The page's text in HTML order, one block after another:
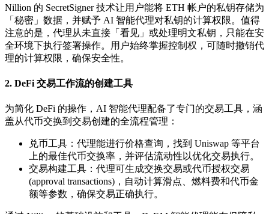
Nillion 的 SecretSigner 技术让用户能将 ETH 帐户的私钥存储为
「秘密」数据，并赋予 AI 智能代理对私钥的计算权限。值得
注意的是，代理从未直接「看见」或处理明文私钥，只能在安
全环境下执行签署操作。用户始终掌握控制权，可随时撤销代
理的计算权限，确保安全性。
2. DeFi 交易工作流的创建工具
为简化 DeFi 的操作，AI 智能代理配备了专门的交易工具，涵
盖从代币交换到交易创建的全流程管理：
兑币工具：代理能进行价格查询，找到 Uniswap 等平台
上的最佳代币交换率，并评估流动性以优化交易执行。
交易构建工具：代理可生成交换交易或代币授权交易
(approval transactions)，自动计算滑点、燃料费和代币金
额等参数，确保交易正确执行。